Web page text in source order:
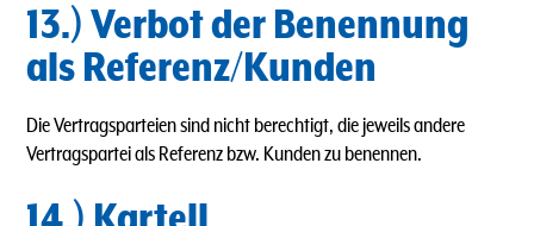
13.) Verbot der Benennung
als Referenz/Kunden
Die Vertragsparteien sind nicht berechtigt, die jeweils andere
Vertragspartei als Referenz bzw. Kunden zu benennen.